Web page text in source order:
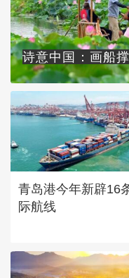
诗意中国：画船
青岛港今年新辟16
际航线